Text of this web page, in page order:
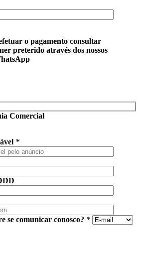
o pagamento consultar
preterido através dos nossos
Comercial
*
se comunicar conosco? *